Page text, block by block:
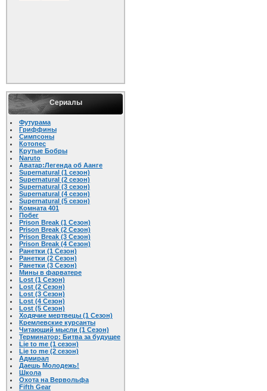
Сериалы
Футурама
Гриффины
Симпсоны
Котопес
Крутые Бобры
Naruto
Аватар:Легенда об Аанге
Supernatural (1 сезон)
Supernatural (2 сезон)
Supernatural (3 сезон)
Supernatural (4 сезон)
Supernatural (5 сезон)
Комната 401
Побег
Prison Break (1 Cезон)
Prison Break (2 Cезон)
Prison Break (3 Cезон)
Prison Break (4 Cезон)
Ранетки (1 Сезон)
Ранетки (2 Сезон)
Ранетки (3 Сезон)
Мины в фарватере
Lost (1 Сезон)
Lost (2 Сезон)
Lost (3 Сезон)
Lost (4 Сезон)
Lost (5 Сезон)
Ходячие мертвецы (1 Сезон)
Кремлевские курсанты
Читающий мысли (1 Сезон)
Терминатор: Битва за будущее
Lie to me (1 сезон)
Lie to me (2 сезон)
Адмирал
Даешь Молодежь!
Школа
Охота на Вервольфа
Fifth Gear